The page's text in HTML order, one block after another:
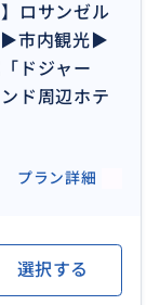
ろん、
ン、
ロサンゼル
▶︎市内観光▶︎
ドジャー
ド周辺ホテ
プラン詳細
選択する